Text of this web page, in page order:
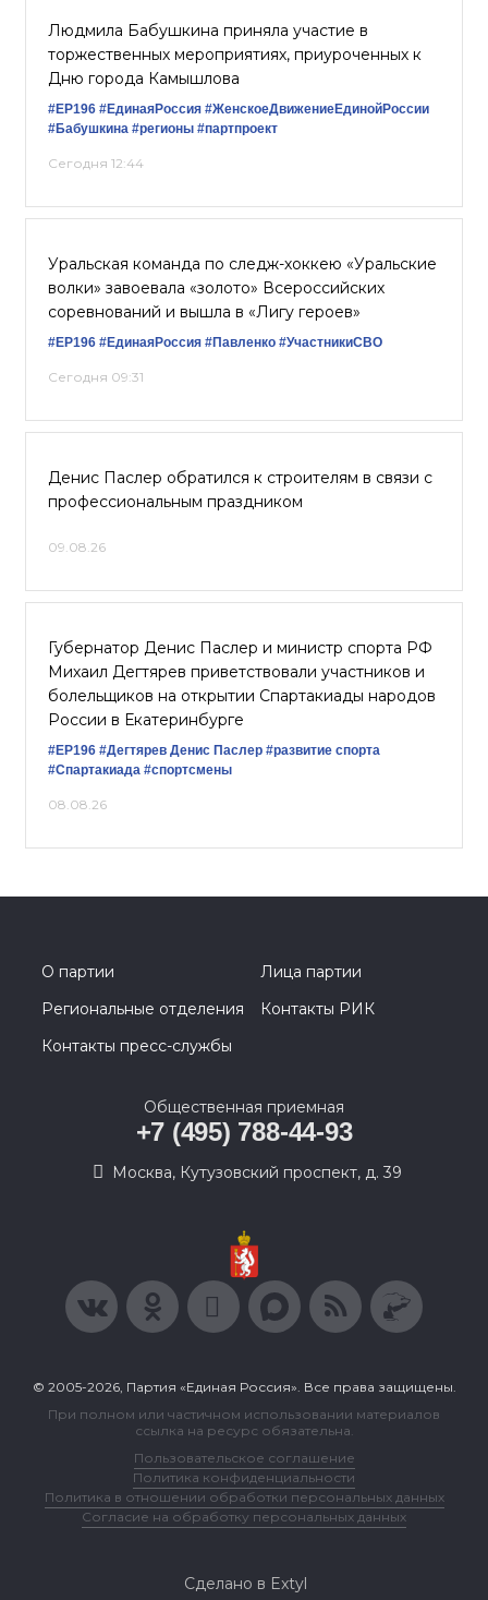
Людмила Бабушкина приняла участие в
торжественных мероприятиях, приуроченных к
Дню города Камышлова
#ЕР196 #ЕдинаяРоссия #ЖенскоеДвижениеЕдинойРоссии
#Бабушкина #регионы #партпроект
Сегодня 12:44
Уральская команда по следж-хоккею «Уральские
волки» завоевала «золото» Всероссийских
соревнований и вышла в «Лигу героев»
#ЕР196 #‎ЕдинаяРоссия #Павленко #УчастникиСВО
Сегодня 09:31
Денис Паслер обратился к строителям в связи с
профессиональным праздником
09.08.26
Губернатор Денис Паслер и министр спорта РФ
Михаил Дегтярев приветствовали участников и
болельщиков на открытии Спартакиады народов
России в Екатеринбурге
#ЕР196 #Дегтярев Денис Паслер #развитие спорта
#Спартакиада #спортсмены
08.08.26
О партии
Лица партии
Региональные отделения
Контакты РИК
Контакты пресс-службы
Общественная приемная
+7 (495) 788-44-93
Москва, Кутузовский проспект, д. 39
© 2005-2026, Партия «Единая Россия». Все права защищены.
При полном или частичном использовании материалов
ссылка на ресурс обязательна.
Пользовательское соглашение
Политика конфиденциальности
Политика в отношении обработки персональных данных
Согласие на обработку персональных данных
Сделано в Extyl